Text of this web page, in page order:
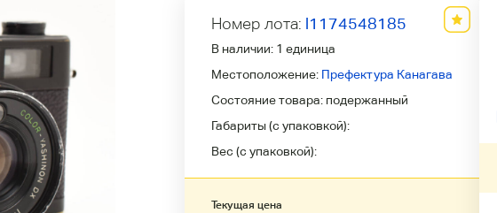
Номер лота: l1174548185
В наличии: 1 единица
Местоположение: Префектура Канагава
Состояние товара: подержанный
Габариты (с упаковкой):
Вес (с упаковкой):
Текущая цена